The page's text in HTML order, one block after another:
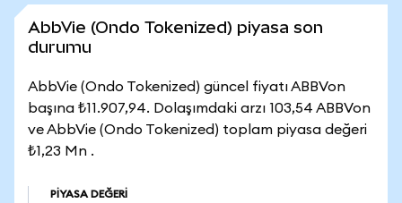
AbbVie (Ondo Tokenized) piyasa son
durumu
AbbVie (Ondo Tokenized) güncel fiyatı ABBVon
başına ₺11.907,94. Dolaşımdaki arzı 103,54 ABBVon
ve AbbVie (Ondo Tokenized) toplam piyasa değeri
₺1,23 Mn .
PIYASA DEĞERI